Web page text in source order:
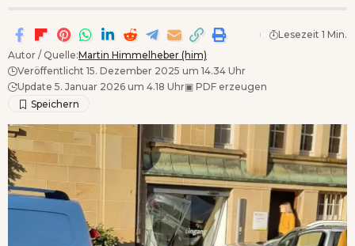
Autor / Quelle:Martin Himmelheber (him)
Veröffentlicht 15. Dezember 2025 um 14.34 Uhr
Update 5. Januar 2026 um 4.18 Uhr▣ PDF erzeugen
Lesezeit 1 Min.